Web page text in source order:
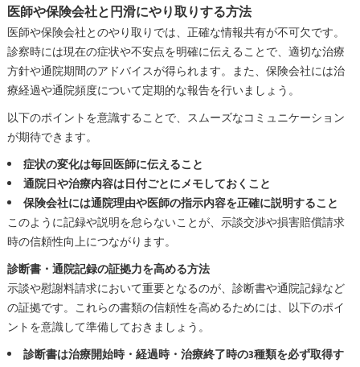
医師や保険会社と円滑にやり取りする方法
医師や保険会社とのやり取りでは、正確な情報共有が不可欠です。
診察時には現在の症状や不安点を明確に伝えることで、適切な治療
方針や通院期間のアドバイスが得られます。また、保険会社には治
療経過や通院頻度について定期的な報告を行いましょう。
以下のポイントを意識することで、スムーズなコミュニケーション
が期待できます。
症状の変化は毎回医師に伝えること
通院日や治療内容は日付ごとにメモしておくこと
保険会社には通院理由や医師の指示内容を正確に説明すること
このように記録や説明を怠らないことが、示談交渉や損害賠償請求
時の信頼性向上につながります。
診断書・通院記録の証拠力を高める方法
示談や慰謝料請求において重要となるのが、診断書や通院記録など
の証拠です。これらの書類の信頼性を高めるためには、以下のポイ
ントを意識して準備しておきましょう。
診断書は治療開始時・経過時・治療終了時の3種類を必ず取得す